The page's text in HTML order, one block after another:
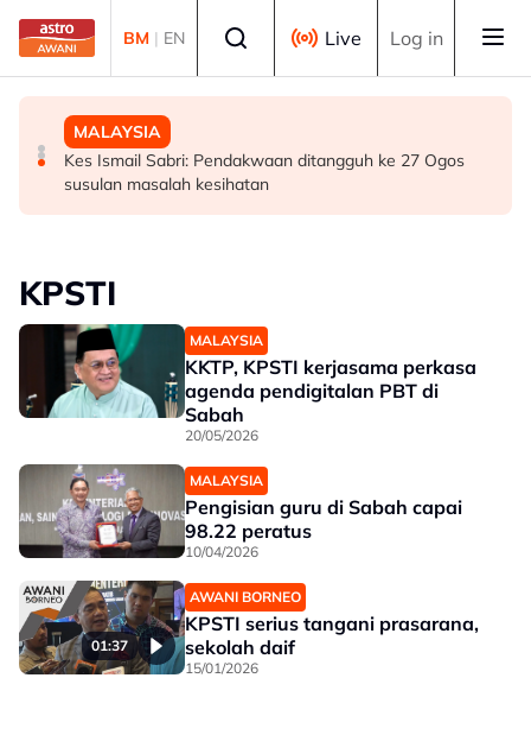
Skip to main content
BM | EN Live Log in
BISNES
Bursa Malaysia dibuka rendah, menjejaki penyusutan
semalaman Wall Street
MALAYSIA
Bekas Ketua Hakim Negara Tun Mohamed Eusoff Chin
meninggal dunia pada usia 91 tahun
MALAYSIA
Kes Ismail Sabri: Pendakwaan ditangguh ke 27 Ogos
susulan masalah kesihatan
KPSTI
MALAYSIA
KKTP, KPSTI kerjasama perkasa
agenda pendigitalan PBT di
Sabah
20/05/2026
MALAYSIA
Pengisian guru di Sabah capai
98.22 peratus
10/04/2026
01:37
AWANI BORNEO
KPSTI serius tangani prasarana,
sekolah daif
15/01/2026